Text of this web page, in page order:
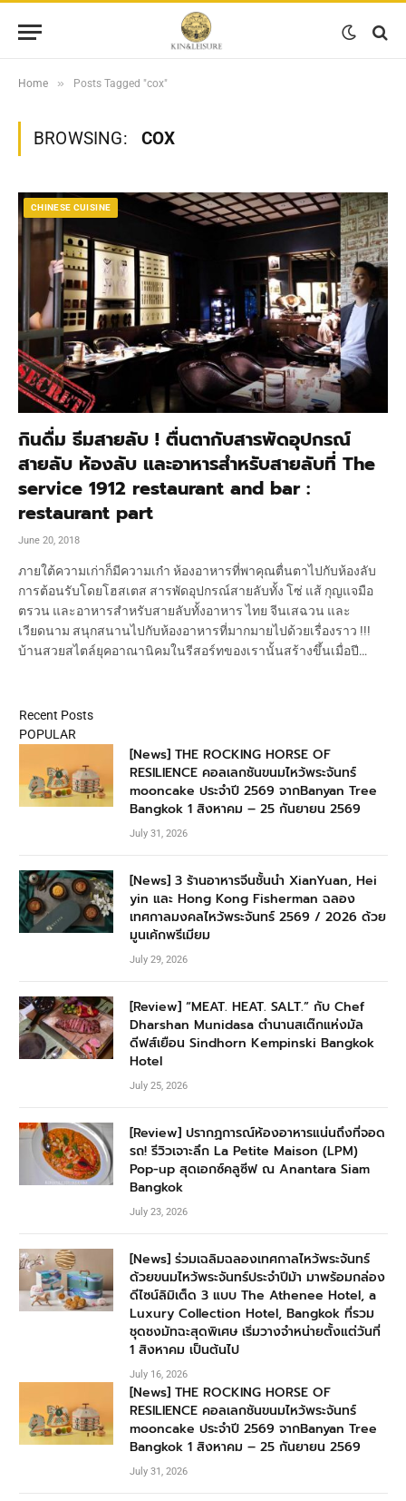
Home » Posts Tagged "cox"
BROWSING: COX
CHINESE CUISINE
กินดื่ม ธีมสายลับ ! ตื่นตากับสารพัดอุปกรณ์
สายลับ ห้องลับ และอาหารสำหรับสายลับที่ The
service 1912 restaurant and bar :
restaurant part
June 20, 2018
ภายใต้ความเก่าก็มีความเก๋า ห้องอาหารที่พาคุณตื่นตาไปกับห้องลับ
การต้อนรับโดยโฮสเตส สารพัดอุปกรณ์สายลับทั้ง โซ่ แส้ กุญแจมือ
ตรวน และอาหารสำหรับสายลับทั้งอาหาร ไทย จีนเสฉวน และ
เวียดนาม สนุกสนานไปกับห้องอาหารที่มากมายไปด้วยเรื่องราว !!!
บ้านสวยสไตล์ยุคอาณานิคมในรีสอร์ทของเรานั้นสร้างขึ้นเมื่อปี…
Recent Posts
POPULAR
[News] THE ROCKING HORSE OF
RESILIENCE คอลเลกชันขนมไหว้พระจันทร์
mooncake ประจำปี 2569 จากBanyan Tree
Bangkok 1 สิงหาคม – 25 กันยายน 2569
July 31, 2026
[News] 3 ร้านอาหารจีนชั้นนำ XianYuan, Hei
yin และ Hong Kong Fisherman ฉลอง
เทศกาลมงคลไหว้พระจันทร์ 2569 / 2026 ด้วย
มูนเค้กพรีเมียม
July 29, 2026
[Review] “MEAT. HEAT. SALT.” กับ Chef
Dharshan Munidasa ตำนานสเต๊กแห่งมัล
ดีฟส์เยือน Sindhorn Kempinski Bangkok
Hotel
July 25, 2026
[Review] ปรากฏการณ์ห้องอาหารแน่นถึงที่จอด
รถ! รีวิวเจาะลึก La Petite Maison (LPM)
Pop-up สุดเอกซ์คลูซีฟ ณ Anantara Siam
Bangkok
July 23, 2026
[News] ร่วมเฉลิมฉลองเทศกาลไหว้พระจันทร์
ด้วยขนมไหว้พระจันทร์ประจำปีม้า มาพร้อมกล่อง
ดีไซน์ลิมิเต็ด 3 แบบ The Athenee Hotel, a
Luxury Collection Hotel, Bangkok ที่รวม
ชุดชงมัทฉะสุดพิเศษ เริ่มวางจำหน่ายตั้งแต่วันที่
1 สิงหาคม เป็นต้นไป
July 16, 2026
[News] THE ROCKING HORSE OF
RESILIENCE คอลเลกชันขนมไหว้พระจันทร์
mooncake ประจำปี 2569 จากBanyan Tree
Bangkok 1 สิงหาคม – 25 กันยายน 2569
July 31, 2026